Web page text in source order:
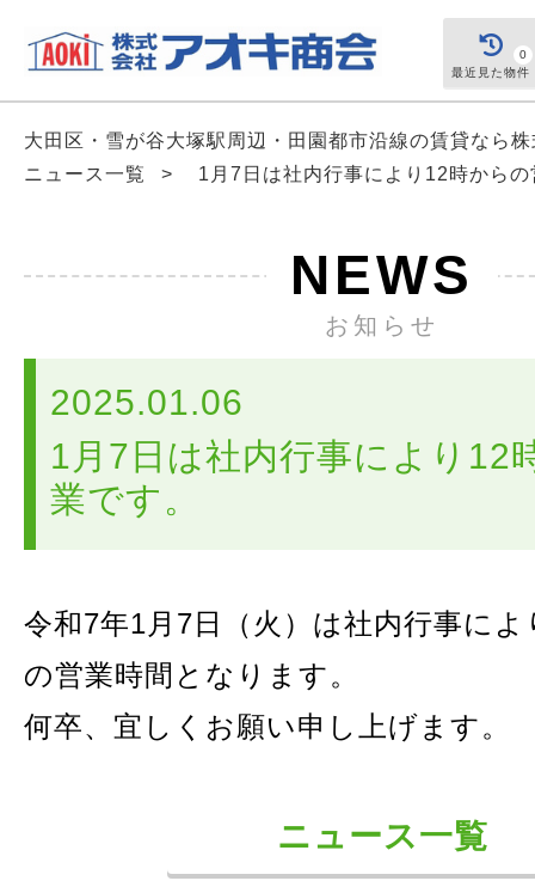
最近見た物件
0
大田区・雪が谷大塚駅周辺・田園都市沿線の賃貸なら
ニュース一覧
> 1月7日は社内行事により12時から
NEWS
お知らせ
2025.01.06
1月7日は社内行事により12
業です。
令和7年1月7日（火）は社内行事に
の営業時間となります。
何卒、宜しくお願い申し上げます。
ニュース一覧